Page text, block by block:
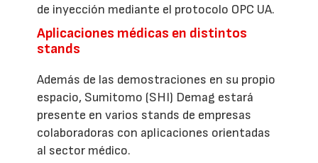
de inyección mediante el protocolo OPC UA.
Aplicaciones médicas en distintos
stands
Además de las demostraciones en su propio
espacio, Sumitomo (SHI) Demag estará
presente en varios stands de empresas
colaboradoras con aplicaciones orientadas
al sector médico.